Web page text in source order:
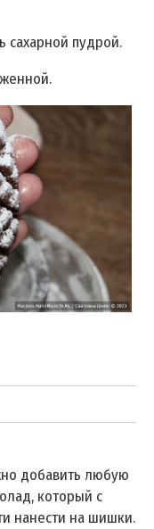
сахарной пудрой.
добавить любую
который с
нанести на шишки.